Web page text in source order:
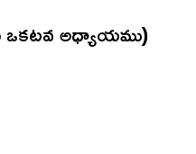
ఒకటవ అధ్యాయము)